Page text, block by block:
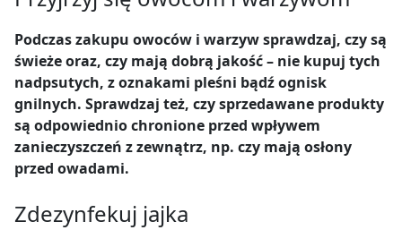
Podczas zakupu owoców i warzyw sprawdzaj, czy są
świeże oraz, czy mają dobrą jakość – nie kupuj tych
nadpsutych, z oznakami pleśni bądź ognisk
gnilnych. Sprawdzaj też, czy sprzedawane produkty
są odpowiednio chronione przed wpływem
zanieczyszczeń z zewnątrz, np. czy mają osłony
przed owadami.
Zdezynfekuj jajka